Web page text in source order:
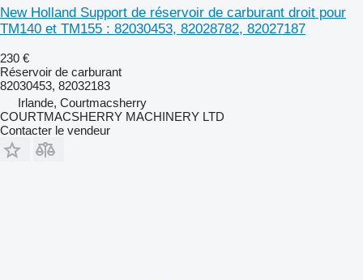
New Holland Support de réservoir de carburant droit pour
TM140 et TM155 : 82030453, 82028782, 82027187
230 €
Réservoir de carburant
82030453, 82032183
Irlande, Courtmacsherry
COURTMACSHERRY MACHINERY LTD
Contacter le vendeur